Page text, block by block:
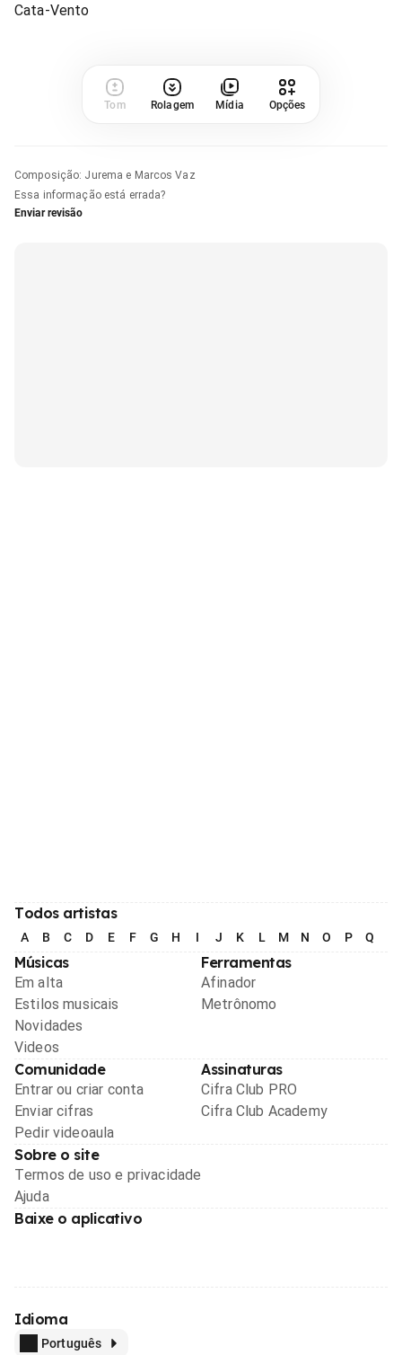
Cata-Vento
Tom Rolagem Mídia Opções
Composição: Jurema e Marcos Vaz
Essa informação está errada?
Enviar revisão
Todos artistas
A B C D E F G H I J K L M N O P Q
Músicas
Em alta
Estilos musicais
Novidades
Videos
Ferramentas
Afinador
Metrônomo
Comunidade
Entrar ou criar conta
Enviar cifras
Pedir videoaula
Assinaturas
Cifra Club PRO
Cifra Club Academy
Sobre o site
Termos de uso e privacidade
Ajuda
Baixe o aplicativo
Idioma
Português